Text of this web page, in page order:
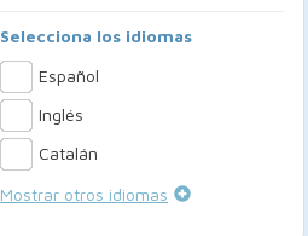
Selecciona los idiomas
Español
Inglés
Catalán
Mostrar otros idiomas